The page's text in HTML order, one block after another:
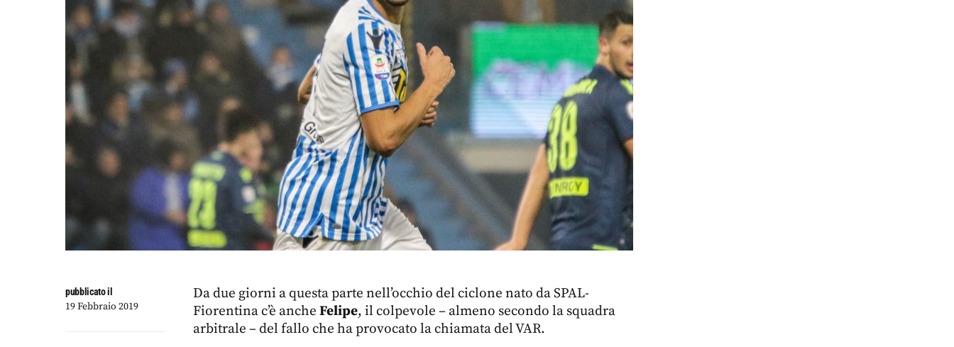
pubblicato il
19 Febbraio 2019
Da due giorni a questa parte nell’occhio del ciclone nato da SPAL-
Fiorentina c’è anche Felipe, il colpevole – almeno secondo la squadra
arbitrale – del fallo che ha provocato la chiamata del VAR.